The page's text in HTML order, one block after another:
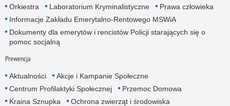
Orkiestra
Laboratorium Kryminalistyczne
Prawa człowieka
Informacje Zakładu Emerytalno-Rentowego MSWiA
Dokumenty dla emerytów i rencistów Policji starających się o
pomoc socjalną
Prewencja
Aktualności
Akcje i Kampanie Społeczne
Centrum Profilaktyki Społecznej
Przemoc Domowa
Kraina Sznupka
Ochrona zwierząt i środowiska